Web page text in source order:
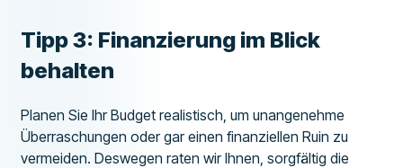
Tipp 3: Finanzierung im Blick
behalten
Planen Sie Ihr Budget realistisch, um unangenehme
Überraschungen oder gar einen finanziellen Ruin zu
vermeiden. Deswegen raten wir Ihnen, sorgfältig die